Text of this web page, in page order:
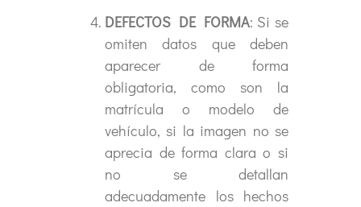
DEFECTOS DE FORMA: Si se
omiten datos que deben
aparecer de forma
obligatoria, como son la
matrícula o modelo de
vehículo, si la imagen no se
aprecia de forma clara o si
no se detallan
adecuadamente los hechos